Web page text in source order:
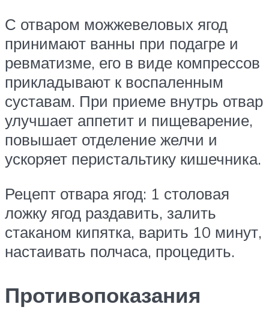
С отваром можжевеловых ягод
принимают ванны при подагре и
ревматизме, его в виде компрессов
прикладывают к воспаленным
суставам. При приеме внутрь отвар
улучшает аппетит и пищеварение,
повышает отделение желчи и
ускоряет перистальтику кишечника.
Рецепт отвара ягод: 1 столовая
ложку ягод раздавить, залить
стаканом кипятка, варить 10 минут,
настаивать полчаса, процедить.
Противопоказания